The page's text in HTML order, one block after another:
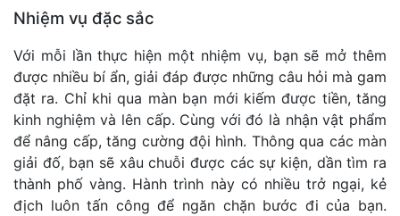
Nhiệm vụ đặc sắc
Với mỗi lần thực hiện một nhiệm vụ, bạn sẽ mở thêm
được nhiều bí ẩn, giải đáp được những câu hỏi mà gam
đặt ra. Chỉ khi qua màn bạn mới kiếm được tiền, tăng
kinh nghiệm và lên cấp. Cùng với đó là nhận vật phẩm
để nâng cấp, tăng cường đội hình. Thông qua các màn
giải đố, bạn sẽ xâu chuỗi được các sự kiện, dần tìm ra
thành phố vàng. Hành trình này có nhiều trở ngại, kẻ
địch luôn tấn công để ngăn chặn bước đi của bạn.